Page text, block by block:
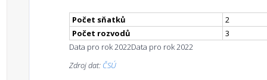
Počet sňatků
2
Počet rozvodů
3
Data pro rok 2022Data pro rok 2022
Zdroj dat: ČSÚ